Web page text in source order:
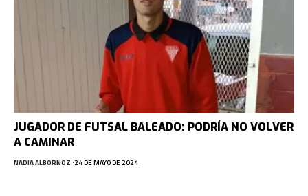
JUGADOR DE FUTSAL BALEADO: PODRÍA NO VOLVER
A CAMINAR
NADIA ALBORNOZ 24 DE MAYO DE 2024